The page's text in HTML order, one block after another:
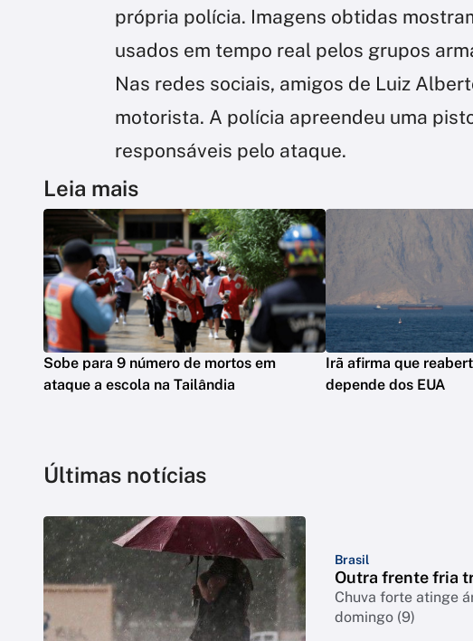
própria polícia. Imagens obtidas
usados em tempo real pelos grupos
Nas redes sociais, amigos de Luiz
motorista. A polícia apreendeu uma
responsáveis pelo ataque.
Leia mais
Sobe para 9 número de mortos em
ataque a escola na Tailândia
Irã afirma que
depende dos EUA
Últimas notícias
Brasil
Outra frente fria
Chuva forte atinge
domingo (9)